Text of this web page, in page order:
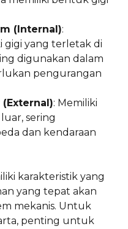
(Internal):
gigi yang terletak di
digunakan dalam
pengurangan
: Memiliki
sering
dan kendaraan
karakteristik yang
yang tepat akan
mekanis. Untuk
penting untuk